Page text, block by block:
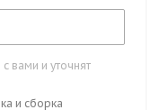
вами и уточнят
и сборка